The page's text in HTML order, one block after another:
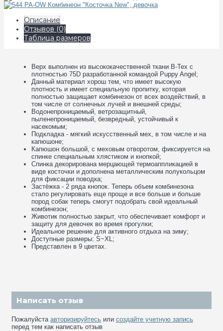
Описание
Отзывов (0)
Таблица размеров
Верх выполнен из высококачественной ткани В-Tex с
плотностью 75D разработанной командой Puppy Angel;
Данный материал хорош тем, что имеет высокую
плотность и имеет специальную пропитку, которая
полностью защищает комбинезон от всех воздействий, в
том числе от солнечных лучей и внешней среды;
Водонепроницаемый, ветрозащитный,
пыленепроницаемый, безвредный, устойчивый к
насекомым;
Подкладка - мягкий искусственный мех, в том числе и на
капюшоне;
Капюшон большой, с меховым отворотом, фиксируется на
спинке специальным хлястиком и кнопкой;
Спинка декорирована мерцающей термоаппликацией в
виде косточки и дополнена металлическим полукольцом
для фиксации поводка;
Застёжка - 2 ряда кнопок. Теперь объем комбинезона
стало регулировать еще проще и все больше и больше
пород собак теперь смогут подобрать свой идеальный
комбинезон;
Животик полностью закрыт, что обеспечивает комфорт и
защиту для девочек во время прогулки;
Идеальное решение для активного отдыха на зиму;
Доступные размеры: S~XL;
Представлен в 9 цветах.
Написать отзыв
Пожалуйста авторизируйтесь или создайте учетную запись
перед тем как написать отзыв